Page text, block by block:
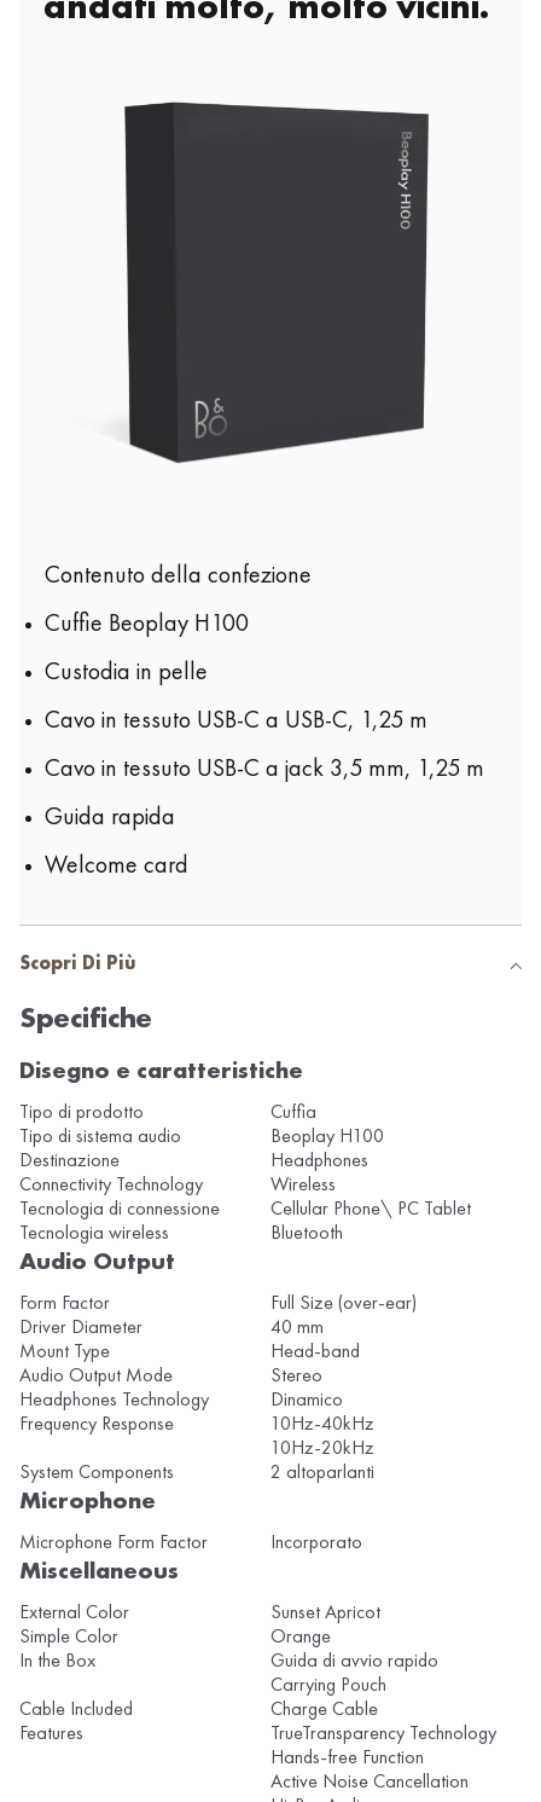
Contenuto della confezione
Cuffie Beoplay H100
Custodia in pelle
Cavo in tessuto USB-C a USB-C, 1,25 m
Cavo in tessuto USB-C a jack 3,5 mm, 1,25 m
Guida rapida
Welcome card
Scopri Di Più
Specifiche
Disegno e caratteristiche
Tipo di prodotto
Cuffia
Tipo di sistema audio
Beoplay H100
Destinazione
Headphones
Connectivity Technology
Wireless
Tecnologia di connessione
Cellular Phone\ PC Tablet
Tecnologia wireless
Bluetooth
Audio Output
Form Factor
Full Size (over-ear)
Driver Diameter
40 mm
Mount Type
Head-band
Audio Output Mode
Stereo
Headphones Technology
Dinamico
Frequency Response
10Hz-40kHz
10Hz-20kHz
System Components
2 altoparlanti
Microphone
Microphone Form Factor Incorporato
Miscellaneous
External Color
Sunset Apricot
Simple Color
Orange
In the Box
Guida di avvio rapido
Carrying Pouch
Cable Included
Charge Cable
Features
TrueTransparency Technology
Hands-free Function
Active Noise Cancellation